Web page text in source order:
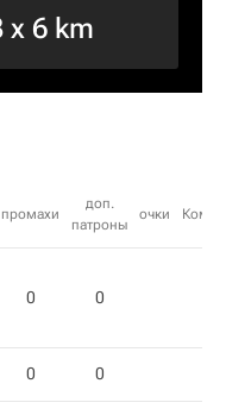
х 6 km
промахи
доп.
патроны
очки
0 0
0 0